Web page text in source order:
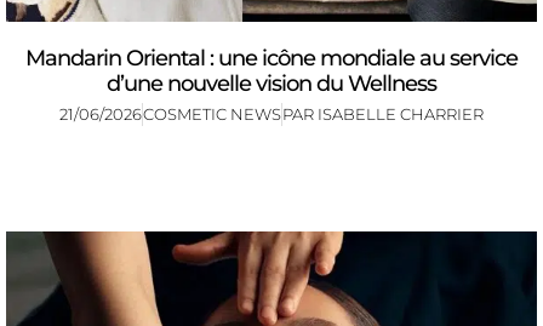
Mandarin Oriental : une icône mondiale au service
d’une nouvelle vision du Wellness
21/06/2026COSMETIC NEWSPAR ISABELLE CHARRIER